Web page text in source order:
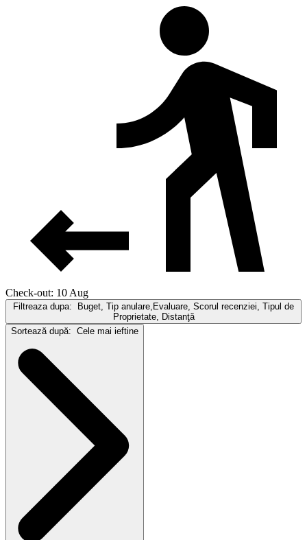
Check-out: 10 Aug
Filtreaza dupa: Buget, Tip anulare,Evaluare, Scorul recenziei, Tipul de
Proprietate, Distanţă
Sortează după: Cele mai ieftine